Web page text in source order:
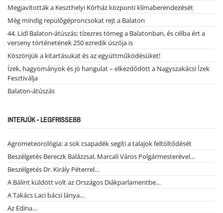
Megjavították a Keszthelyi Kórház központi klímaberendezését
Még mindig repülőgéproncsokat rejt a Balaton
44. Lidl Balaton-átúszás: tízezres tömeg a Balatonban, és célba ért a
verseny történetének 250 ezredik úszója is
Köszönjük a kitartásukat és az együttműködésüket!
Ízek, hagyományok és jó hangulat – elkezdődött a Nagyszakácsi Ízek
Fesztiválja
Balaton-átúszás
INTERJÚK - LEGFRISSEBB
Agrometeorológia: a sok csapadék segíti a talajok feltöltődését
Beszélgetés Bereczk Balázzsal, Marcali Város Polgármesterével…
Beszélgetés Dr. Király Péterrel…
A Bálint küldött volt az Országos Diákparlamentbe…
A Takács Laci bácsi lánya…
Az Edina…